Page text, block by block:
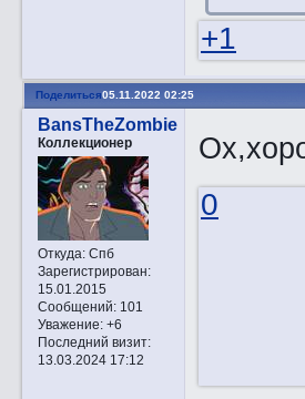
+1
Поделиться05.11.2022 02:25
BansTheZombie
Коллекционер
Откуда:Спб
Зарегистрирован:
15.01.2015
Сообщений:101
Уважение: +6
Последний визит:
13.03.2024 17:12
0